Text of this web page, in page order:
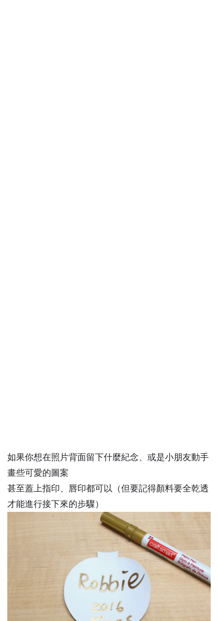
如果你想在照片背面留下什麼紀念、或是小朋友動手
畫些可愛的圖案
甚至蓋上指印、唇印都可以（但要記得顏料要全乾透
才能進行接下來的步驟）